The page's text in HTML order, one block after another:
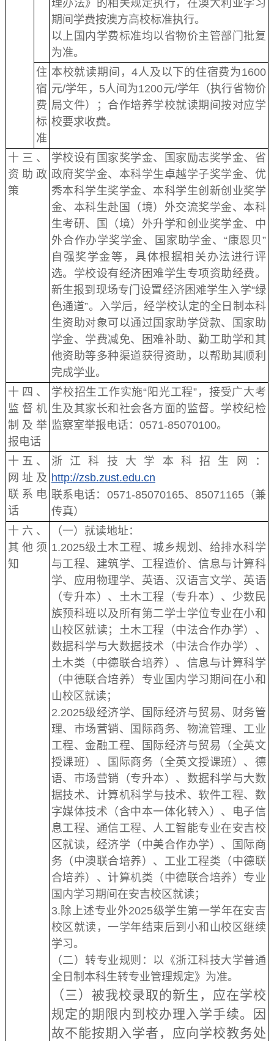
理办法》的相关规定执行，在澳大利亚学习
期间学费按澳方高校标准执行。
以上国内学费标准均以省物价主管部门批复
为准。
住
宿
费
标
准
本校就读期间，4人及以下的住宿费为1600
元/学年，5人间为1200元/学年（执行省物价
局文件）；合作培养学校就读期间按对应学
校要求收费。
十三、
资助政
策
学校设有国家奖学金、国家励志奖学金、省
政府奖学金、本科学生卓越学子奖学金、优
秀本科学生奖学金、本科学生创新创业奖学
金、本科生赴国（境）外交流奖学金、本科
生考研、国（境）外升学和创业奖学金、中
外合作办学奖学金、国家助学金、“康恩贝”
自强奖学金等，具体根据相关办法进行评
选。学校设有经济困难学生专项资助经费。
新生报到现场专门设置经济困难学生入学“绿
色通道”。入学后，经学校认定的全日制本科
生资助对象可以通过国家助学贷款、国家助
学金、学费减免、困难补助、勤工助学和其
他资助等多种渠道获得资助，以帮助其顺利
完成学业。
十四、
监督机
制及举
报电话
学校招生工作实施“阳光工程”，接受广大考
生及其家长和社会各方面的监督。学校纪检
监察室举报电话：0571-85070100。
十五、
网址及
联系电
话
浙江科技大学本科招生网：
http://zsb.zust.edu.cn
联系电话：0571-85070165、85071165（兼
传真）
十六、
其他须
知
（一）就读地址：
1.2025级土木工程、城乡规划、给排水科学
与工程、建筑学、工程造价、信息与计算科
学、应用物理学、英语、汉语言文学、英语
（专升本）、土木工程（专升本）、少数民
族预科班以及所有第二学士学位专业在小和
山校区就读；土木工程（中法合作办学）、
数据科学与大数据技术（中法合作办学）、
土木类（中德联合培养）、信息与计算科学
（中德联合培养）专业国内学习期间在小和
山校区就读；
2.2025级经济学、国际经济与贸易、财务管
理、市场营销、国际商务、物流管理、工业
工程、金融工程、国际经济与贸易（全英文
授课班）、国际商务（全英文授课班）、德
语、市场营销（专升本）、数据科学与大数
据技术、计算机科学与技术、软件工程、数
字媒体技术（含中本一体化转入）、电子信
息工程、通信工程、人工智能专业在安吉校
区就读，经济学（中美合作办学）、国际商
务（中澳联合培养）、工业工程类（中德联
合培养）、计算机类（中德联合培养）专业
国内学习期间在安吉校区就读；
3.除上述专业外2025级学生第一学年在安吉
校区就读，一学年结束后到小和山校区继续
学习。
（二）转专业规则：以《浙江科技大学普通
全日制本科生转专业管理规定》为准。
（三）被我校录取的新生，应在学校
规定的期限内到校办理入学手续。因
故不能按期入学者，应向学校教务处